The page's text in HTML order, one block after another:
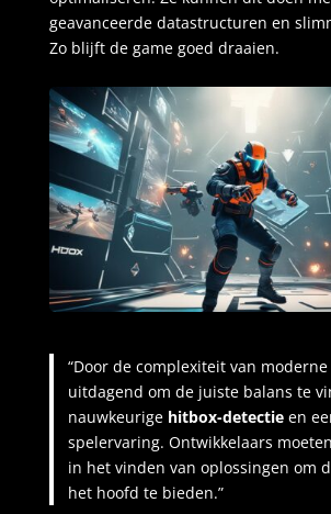
geavanceerde datastructuren en
Zo blijft de game goed draaien.
“Door de complexiteit van
uitdagend om de juiste balans te
nauwkeurige hitbox-detectie en
spelervaring. Ontwikkelaars
in het vinden van oplossingen om
het hoofd te bieden.”